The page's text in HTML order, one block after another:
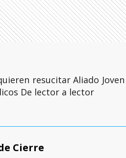
resucitar Aliado
De lector a lector
Cierre